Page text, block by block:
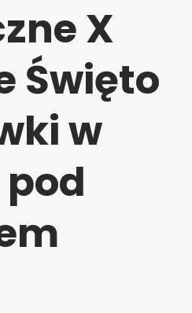
X
Święto
w